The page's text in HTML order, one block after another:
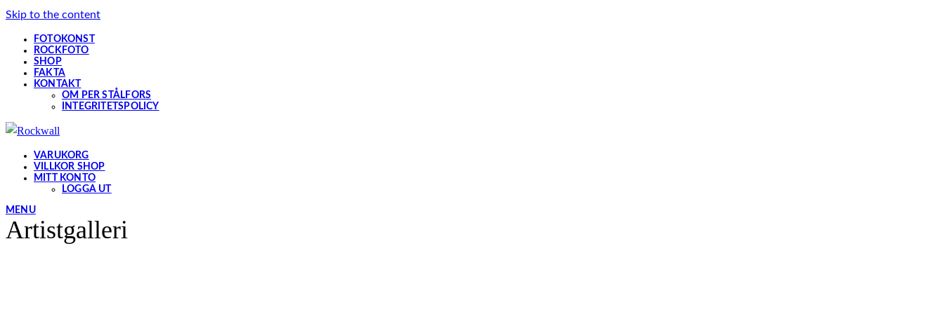
Skip to the content
FOTOKONST
ROCKFOTO
SHOP
FAKTA
KONTAKT
OM PER STÅLFORS
INTEGRITETSPOLICY
VARUKORG
VILLKOR SHOP
MITT KONTO
LOGGA UT
MENU
Artistgalleri